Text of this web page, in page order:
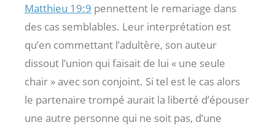
Matthieu 19:9 pennettent le remariage dans
des cas semblables. Leur interprétation est
qu’en commettant l’adultère, son auteur
dissout l’union qui faisait de lui « une seule
chair » avec son conjoint. Si tel est le cas alors
le partenaire trompé aurait la liberté d’épouser
une autre personne qui ne soit pas, d’une